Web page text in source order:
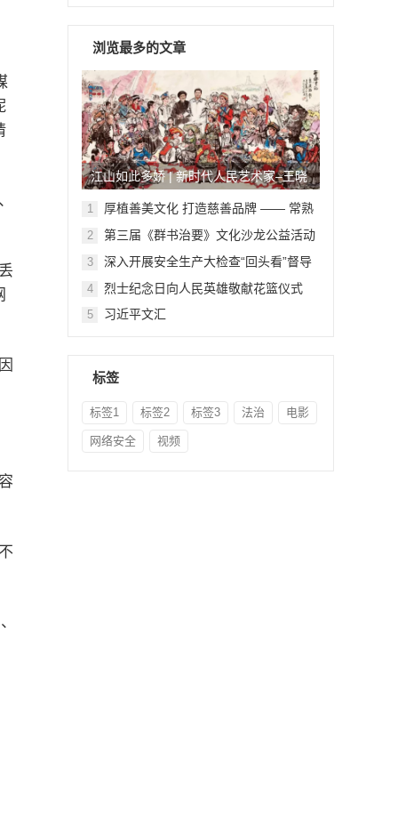
浏览最多的文章
江山如此多娇 | 新时代人民艺术家–王晓
鹏
1
厚植善美文化 打造慈善品牌 —— 常熟
举行六个慈善文化教育基地授牌仪式
2
第三届《群书治要》文化沙龙公益活动
在北京顺利举行
3
深入开展安全生产大检查“回头看”督导
检查
4 烈士纪念日向人民英雄敬献花篮仪式
5 习近平文汇
标签
标签1 标签2 标签3 法治 电影
网络安全 视频